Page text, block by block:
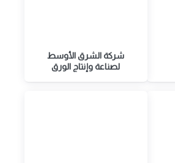
شركة الشرق الأوسط
لصناعة وإنتاج الورق